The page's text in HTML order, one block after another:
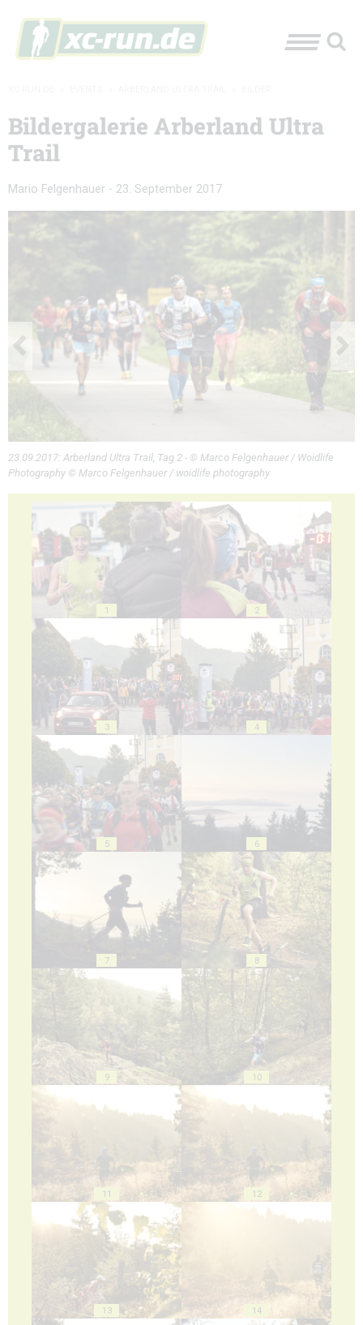
Bildergalerie Arberland Ultra
Trail
Mario Felgenhauer - 23. September 2017
23.09.2017: Arberland Ultra Trail, Tag 2 - © Marco Felgenhauer / Woidlife
Photography © Marco Felgenhauer / woidlife photography
1 2
3 4
5 6
7 8
9 10
11 12
13 14